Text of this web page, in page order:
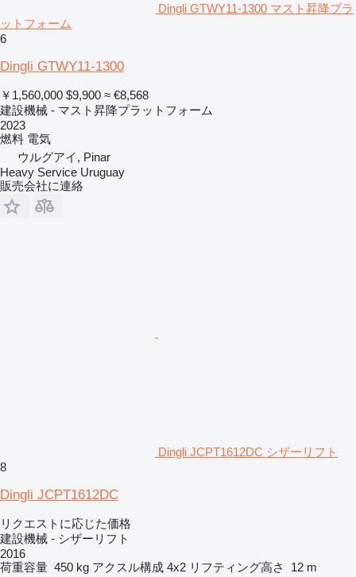
Dingli GTWY11-1300 マスト昇降プラ
ットフォーム
6
Dingli GTWY11-1300
￥1,560,000 $9,900 ≈ €8,568
建設機械 - マスト昇降プラットフォーム
2023
燃料 電気
ウルグアイ, Pinar
Heavy Service Uruguay
販売会社に連絡
Dingli JCPT1612DC シザーリフト
8
Dingli JCPT1612DC
リクエストに応じた価格
建設機械 - シザーリフト
2016
荷重容量 450 kg アクスル構成 4x2 リフティング高さ
12 m